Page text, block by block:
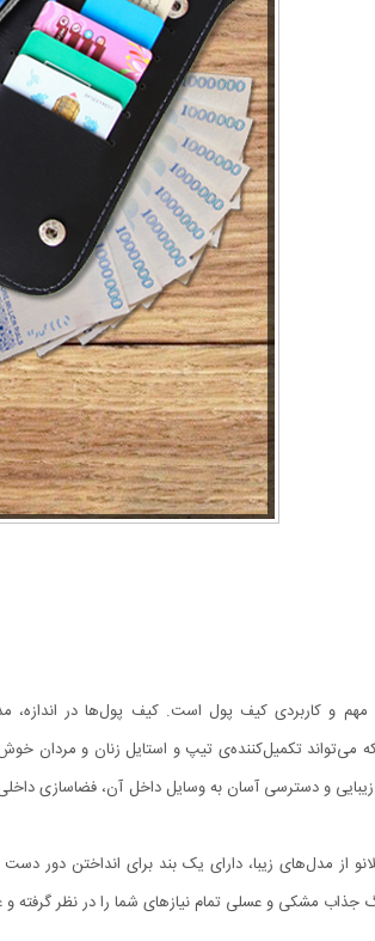
و کاربردی کیف پول است. کیف پول‌ها در
تکمیل‌کننده‌ی تیپ و استایل زنان و مردان
و دسترسی آسان به وسایل داخل آن، فضاسازی
از مدل‌های زیبا، دارای یک بند برای انداختن دور
جذاب مشکی و عسلی تمام نیازهای شما را در نظر